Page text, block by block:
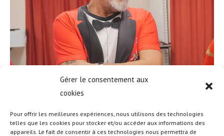
Gérer le consentement aux
cookies
Pour offrir les meilleures expériences, nous utilisons des technologies
telles que les cookies pour stocker et/ou accéder aux informations des
appareils. Le fait de consentir à ces technologies nous permettra de